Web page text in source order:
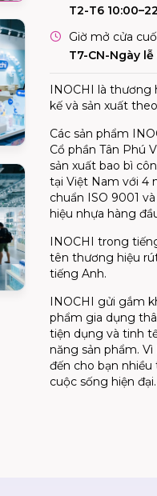
T2-T6
Giờ mở cửa
T7-CN-Ngày
INOCHI là thương
kế và sản xuất
Các sản phẩm
Cổ phần Tân Phú
sản xuất bao bì
tại Việt Nam với 4
chuẩn ISO 9001
hiệu nhựa hàng
INOCHI trong
tên thương hiệu
tiếng Anh.
INOCHI gửi gắm
phẩm gia dụng
tiện dụng và tinh
năng sản phẩm.
đến cho bạn
cuộc sống hiện đại.